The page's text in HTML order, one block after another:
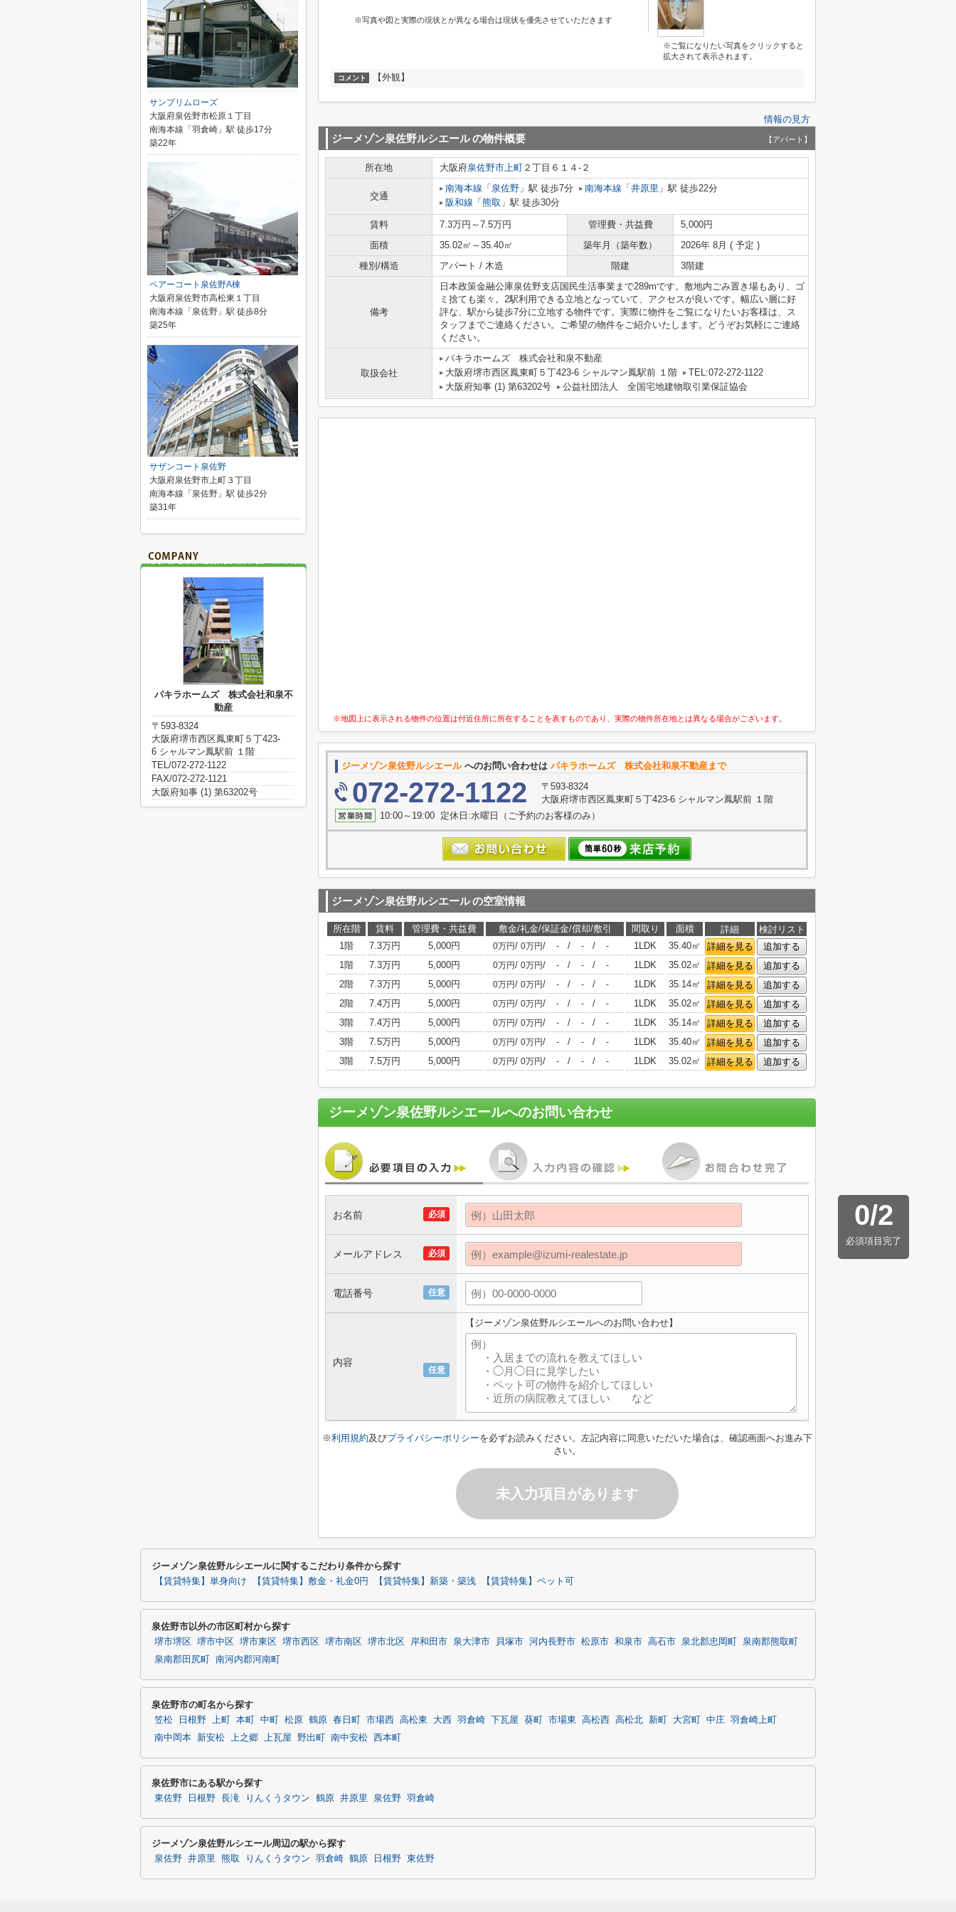
※写真や図と実際の現状とが異なる場合は現状を優先させていただきます
※ご覧になりたい写真をクリックすると
拡大されて表示されます。
コメント 【外観】
情報の見方
ジーメゾン泉佐野ルシエールの物件概要 【アパート】
所在地 大阪府泉佐野市上町 ２丁目６１４-２
交通
南海本線 「 泉佐野 」駅 徒歩7分 南海本線 「 井原里 」駅 徒歩22分
阪和線 「 熊取 」駅 徒歩30分
賃料 7.3万円～7.5万円 管理費・共益費
5,000円
面積
35.02㎡～35.40㎡ 築年月（築年数）
2026年 8月 ( 予定 )
種別/構造
アパート / 木造 階建 3階建
備考
日本政策金融公庫泉佐野支店国民生活事業まで289mです。敷地内ごみ置き場もあり、ゴ
ミ捨ても楽々。2駅利用できる立地となっていて、アクセスが良いです。幅広い層に好
評な、駅から徒歩7分に立地する物件です。実際に物件をご覧になりたいお客様は、ス
タッフまでご連絡ください。ご希望の物件をご紹介いたします。どうぞお気軽にご連絡
ください。
取扱会社
パキラホームズ 株式会社和泉不動産
大阪府堺市西区鳳東町５丁423-6 シャルマン鳳駅前 １階
TEL:072-272-1122
大阪府知事 (1) 第63202号
公益社団法人 全国宅地建物取引業保証協会
※地図上に表示される物件の位置は付近住所に所在することを表すものであり、実際の物件所在地とは異なる場合がございます。
ジーメゾン泉佐野ルシエールへのお問い合わせは パキラホームズ 株式会社和泉不動産まで
072-272-1122
〒593-8324
大阪府堺市西区鳳東町５丁423-6 シャルマン鳳駅前 １階
10:00～19:00 定休日:水曜日（ご予約のお客様のみ）
ジーメゾン泉佐野ルシエールの空室情報
所在階 賃料 管理費・共益費 敷金/礼金/保証金/償却/敷引 間取り 面積 詳細
検討リスト
1階
7.3万円 5,000円 0万円/ 0万円/ - / - / - 1LDK 35.40㎡ 詳細を見る
追加する
1階
7.3万円 5,000円 0万円/ 0万円/ - / - / - 1LDK 35.02㎡ 詳細を見る
追加する
2階
7.3万円 5,000円 0万円/ 0万円/ - / - / - 1LDK 35.14㎡ 詳細を見る
追加する
2階
7.4万円 5,000円 0万円/ 0万円/ - / - / - 1LDK 35.02㎡ 詳細を見る
追加する
3階
7.4万円 5,000円 0万円/ 0万円/ - / - / - 1LDK 35.14㎡ 詳細を見る
追加する
3階
7.5万円 5,000円 0万円/ 0万円/ - / - / - 1LDK 35.40㎡ 詳細を見る
追加する
3階
7.5万円 5,000円 0万円/ 0万円/ - / - / - 1LDK 35.02㎡ 詳細を見る 追加する
ジーメゾン泉佐野ルシエールへのお問い合わせ
0/2
必須項目完了
必須
お名前
必須
メールアドレス
任意
電話番号
任意
内容
【ジーメゾン泉佐野ルシエールへのお問い合わせ】
※利用規約及びプライバシーポリシーを必ずお読みください。左記内容に同意いただいた場合は、確認画面へお進み下
さい。
未入力項目があります
サンプリムローズ
大阪府泉佐野市松原１丁目
南海本線「羽倉崎」駅 徒歩17分
築22年
ペアーコート泉佐野A棟
大阪府泉佐野市高松東１丁目
南海本線「泉佐野」駅 徒歩8分
築25年
サザンコート泉佐野
大阪府泉佐野市上町３丁目
南海本線「泉佐野」駅 徒歩2分
築31年
パキラホームズ 株式会社和泉不
動産
〒593-8324
大阪府堺市西区鳳東町５丁423-
6 シャルマン鳳駅前 １階
TEL/072-272-1122
FAX/072-272-1121
大阪府知事 (1) 第63202号
ジーメゾン泉佐野ルシエールに関するこだわり条件から探す
【賃貸特集】単身向け 【賃貸特集】敷金・礼金0円 【賃貸特集】新築・築浅 【賃貸特集】ペット可
泉佐野市以外の市区町村から探す
堺市堺区 堺市中区 堺市東区 堺市西区 堺市南区 堺市北区 岸和田市 泉大津市 貝塚市 河内長野市 松原市 和泉市 高石市 泉北郡忠岡町
泉南郡熊取町
泉南郡田尻町
南河内郡河南町
泉佐野市の町名から探す
笠松 日根野 上町 本町 中町 松原 鶴原 春日町 市場西 高松東 大西 羽倉崎 下瓦屋 葵町 市場東 高松西 高松北 新町 大宮町 中庄 羽倉崎上町
南中岡本
新安松 上之郷 上瓦屋 野出町 南中安松 西本町
泉佐野市にある駅から探す
東佐野 日根野 長滝 りんくうタウン 鶴原 井原里 泉佐野 羽倉崎
ジーメゾン泉佐野ルシエール周辺の駅から探す
泉佐野 井原里 熊取 りんくうタウン 羽倉崎 鶴原 日根野 東佐野